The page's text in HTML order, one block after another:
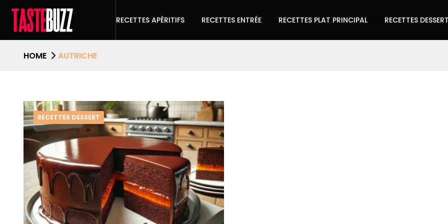
RECETTES APÉRITIFS RECETTES ENTRÉE RECETTES PLAT PRINCIPAL RECETTES
HOME AUTRICHE
RECETTES DESSERT